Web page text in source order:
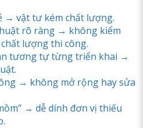
→ vật tư kém chất lượng.
rõ ràng → không kiểm
lượng thi công.
tương tự từng triển khai →
→ không mở rộng hay sửa
→ dễ dính đơn vị thiếu